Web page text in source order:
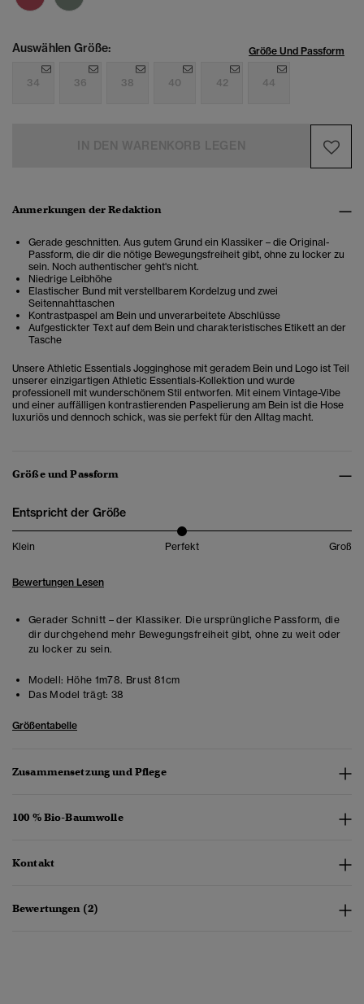
Auswählen Größe: Größe Und Passform
34 36 38 40 42 44
Anmerkungen der Redaktion
Gerade geschnitten. Aus gutem Grund ein Klassiker – die Original-
Passform, die dir die nötige Bewegungsfreiheit gibt, ohne zu locker zu
sein. Noch authentischer geht's nicht.
Niedrige Leibhöhe
Elastischer Bund mit verstellbarem Kordelzug und zwei
Seitennahttaschen
Kontrastpaspel am Bein und unverarbeitete Abschlüsse
Aufgestickter Text auf dem Bein und charakteristisches Etikett an der
Tasche
Unsere Athletic Essentials Jogginghose mit geradem Bein und Logo ist Teil
unserer einzigartigen Athletic Essentials-Kollektion und wurde
professionell mit wunderschönem Stil entworfen. Mit einem Vintage-Vibe
und einer auffälligen kontrastierenden Paspelierung am Bein ist die Hose
luxuriös und dennoch schick, was sie perfekt für den Alltag macht.
Größe und Passform
Entspricht der Größe
Klein Perfekt Groß
Bewertungen Lesen
Gerader Schnitt – der Klassiker. Die ursprüngliche Passform, die
dir durchgehend mehr Bewegungsfreiheit gibt, ohne zu weit oder
zu locker zu sein.
Modell: Höhe 1m78. Brust 81cm
Das Model trägt: 38
Größentabelle
Zusammensetzung und Pflege
100 % Bio-Baumwolle
Kontakt
Bewertungen (2)